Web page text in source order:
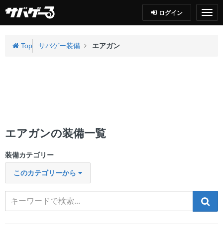
ログイン
Top サバゲー装備 エアガン
エアガンの装備一覧
装備カテゴリー
このカテゴリーから